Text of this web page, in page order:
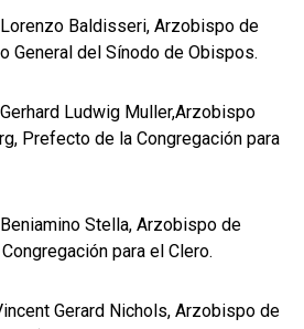
Baldisseri, Arzobispo de
General del Sínodo de Obispos.
Ludwig Muller,Arzobispo
Prefecto de la Congregación para
Stella, Arzobispo de
para el Clero.
Gerard Nichols, Arzobispo de